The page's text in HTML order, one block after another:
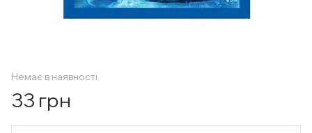
Немає в наявності
33 грн